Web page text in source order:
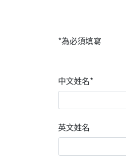
*為必須填寫
中文姓名*
英文姓名